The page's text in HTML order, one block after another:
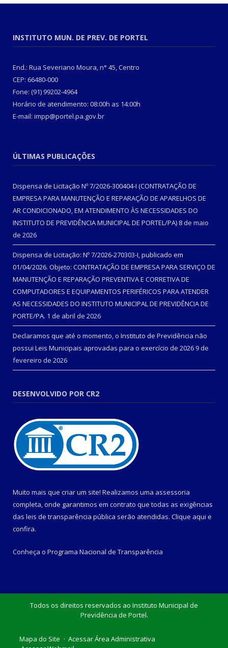
INSTITUTO MUN. DE PREV. DE PORTEL
End.: Rua Severiano Moura, n° 45, Centro
CEP: 66480-000
Fone: (91) 99202-4964
Horário de atendimento: 08:00h as 14:00h
E-mail: impp@portel.pa.gov.br
ÚLTIMAS PUBLICAÇÕES
Dispensa de Licitação Nº 7/2026-300404-I (CONTRATAÇÃO DE
EMPRESA PARA MANUTENÇÃO E REPARAÇÃO DE APARELHOS DE
AR CONDICIONADO, EM ATENDIMENTO ÀS NECESSIDADES DO
INSTITUTO DE PREVIDÊNCIA MUNICIPAL DE PORTEL/PA) 8 de maio
de 2026
Dispensa de Licitação: Nº 7/2026-270303-I, publicado em
01/04/2026. Objeto: CONTRATAÇÃO DE EMPRESA PARA SERVIÇO DE
MANUTENÇÃO E REPARAÇÃO PREVENTIVA E CORRETIVA DE
COMPUTADORES E EQUIPAMENTOS PERIFÉRICOS PARA ATENDER
AS NECESSIDADES DO INSTITUTO MUNICIPAL DE PREVIDÊNCIA DE
PORTE/PA. 1 de abril de 2026
Declaramos que até o momento, o Instituto de Previdência não
possui Leis Municipais aprovadas para o exercício de 2026 9 de
fevereiro de 2026
DESENVOLVIDO POR CR2
Muito mais que criar um site! Realizamos uma assessoria
completa, onde garantimos em contrato que todas as exigências
das leis de transparência pública serão atendidas. Clique aqui e
confira.
Conheça o Programa Nacional de Transparência
Todos os direitos reservados ao Instituto Municipal de
Previdência de Portel.
Mapa do Site
Acessar Área Administrativa